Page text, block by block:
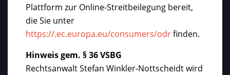
Plattform zur Online-Streitbeilegung bereit,
die Sie unter
https://.ec.europa.eu/consumers/odrfinden.
Hinweis gem. § 36 VSBG
Rechtsanwalt Stefan Winkler-Nottscheidt wird